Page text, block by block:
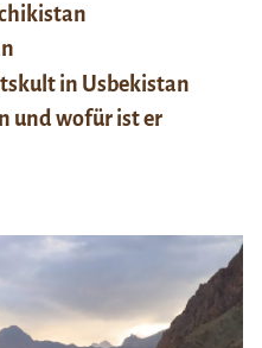
in Usbekistan
und wofür ist er